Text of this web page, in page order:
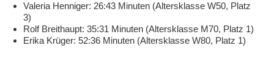
Valeria Henniger: 26:43 Minuten (Altersklasse W50, Platz
3)
Rolf Breithaupt: 35:31 Minuten (Altersklasse M70, Platz 1)
Erika Krüger: 52:36 Minuten (Altersklasse W80, Platz 1)